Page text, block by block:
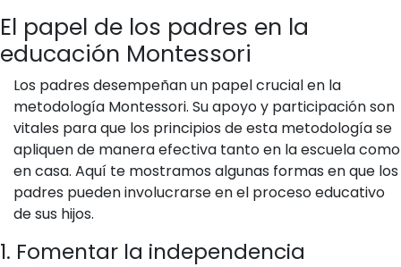
El papel de los padres en la
educación Montessori
Los padres desempeñan un papel crucial en la
metodología Montessori. Su apoyo y participación son
vitales para que los principios de esta metodología se
apliquen de manera efectiva tanto en la escuela como
en casa. Aquí te mostramos algunas formas en que los
padres pueden involucrarse en el proceso educativo
de sus hijos.
1. Fomentar la independencia